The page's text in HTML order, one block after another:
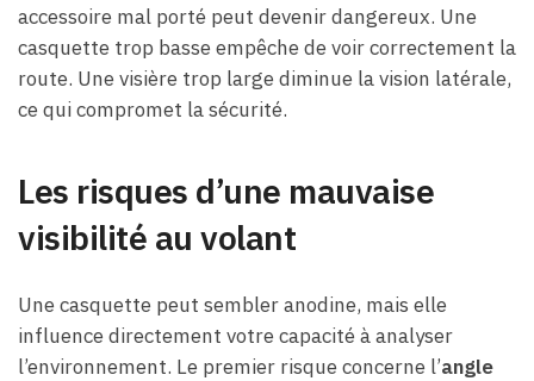
accessoire mal porté peut devenir dangereux. Une
casquette trop basse empêche de voir correctement la
route. Une visière trop large diminue la vision latérale,
ce qui compromet la sécurité.
Les risques d’une mauvaise
visibilité au volant
Une casquette peut sembler anodine, mais elle
influence directement votre capacité à analyser
l’environnement. Le premier risque concerne l’angle